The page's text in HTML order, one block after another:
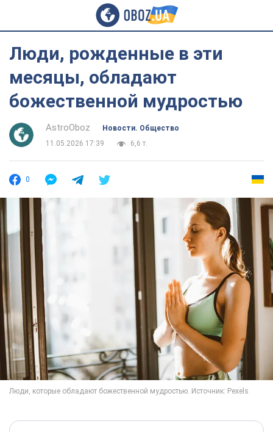
Люди, рожденные в эти
месяцы, обладают
божественной мудростью
AstroOboz
Новости. Общество
11.05.2026 17:39
6,6 т.
0